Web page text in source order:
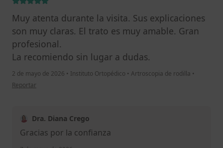
Muy atenta durante la visita. Sus explicaciones
son muy claras. El trato es muy amable. Gran
profesional.
La recomiendo sin lugar a dudas.
2 de mayo de 2026 • Instituto Ortopédico • Artroscopia de rodilla •
en opinión del usuario Íñigo Echenique
Reportar
Dra. Diana Crego
Gracias por la confianza